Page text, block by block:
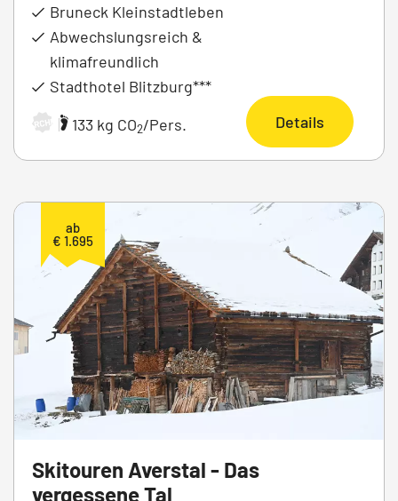
Bruneck Kleinstadtleben
Abwechslungsreich &
klimafreundlich
Stadthotel Blitzburg***
ARCHIV | 133 kg CO2/Pers. Details
ab
€ 1.695
Skitouren Averstal - Das
vergessene Tal